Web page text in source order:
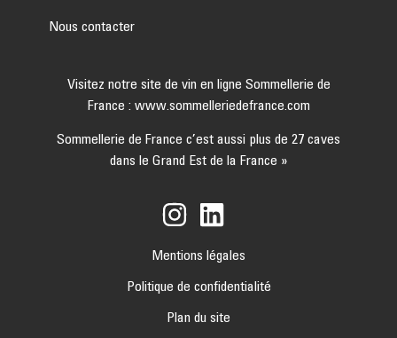
Nous contacter
Visitez notre site de vin en ligne Sommellerie de
France : www.sommelleriedefrance.com
Sommellerie de France c’est aussi plus de 27 caves
dans le Grand Est de la France »
Mentions légales
Politique de confidentialité
Plan du site